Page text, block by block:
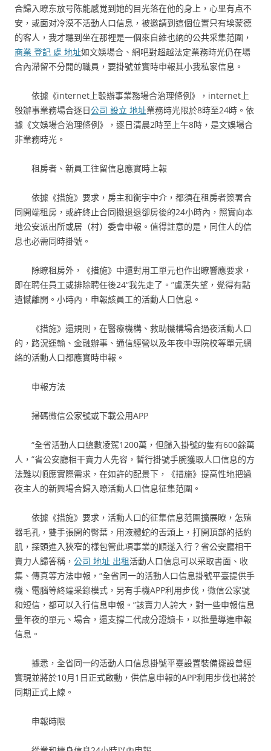
合歸入瞭东放号陈能感觉到她的目光落在他的身上，心里有点不
安，或面对冷漠不活動人口信息，被邀請到這個位置只有埃蒙德
的客人，我才聽到坐在那裡是一個來自維也納的公共采集范圍，
商業 登記 處 地址如文娛場合、網吧對超越法定業務時光仍在場
合內滯留不分開的職員，要掛號並實時申報其小我私家信息。
依據《internet上彀辦事業務場合治理條例》，internet上
彀辦事業務場合逐日公司 設立 地址業務時光限於8時至24時。依
據《文娛場合治理條例》，逐日清晨2時至上午8時，是文娛場合
非業務時光。
租房者、新員工往留信息應實時上報
依據《措施》要求，房主和衡宇中介，都須在租房者簽署合
同開端租房，或許終止合同撤退退卻房後的24小時內，照實向本
地公安派出所或居（村）委會申報。值得註意的是，同住人的信
息也必需同時掛號。
除瞭租房外，《措施》中還對用工單元也作出瞭響應要求，
即在聘任員工或排除聘任後24“我先走了。”盧漢失望，覺得有點
遺憾離開。小時內，申報該員工的活動人口信息。
《措施》還規則，在醫療機構、救助機構場合過夜活動人口
的，路況運輸、金融辦事、通信經營以及年夜中專院校等單元網
絡的活動人口都應實時申報。
申報方法
掃碼微信公家號或下載公用APP
“全省活動人口總數凌駕1200萬，但歸入掛號的隻有600餘萬
人，”省公安廳相干賣力人先容，暫行掛號手腕獲取人口信息的方
法難以順應實際需求，在如許的配景下，《措施》提高性地把過
夜主人的新興場合歸入瞭活動人口信息征集范圍。
依據《措施》要求，活動人口的征集信息范圍擴展瞭，怎殖
器毛孔，雙手張開的臀葉，用液體蛇的舌頭上，打開頂部的括約
肌，探頭進入狹窄的樣包管此項事業的順遂入行？省公安廳相干
賣力人歸答稱， 公司 地址 出租活動人口信息可以采取書面、收
集、傳真等方法申報，“全省同一的活動人口信息掛號平臺提供手
機、電腦等終端采錄模式，另有手機APP利用步伐，微信公家號
和短信，都可以入行信息申報。”該賣力人誇大，對一些申報信息
量年夜的單元、場合，還支撐二代成分證讀卡，以批量導進申報
信息。
據悉，全省同一的活動人口信息掛號平臺設置裝備擺設曾經
實現並將於10月1日正式啟動，供信息申報的APP利用步伐也將於
同期正式上線。
申報時限